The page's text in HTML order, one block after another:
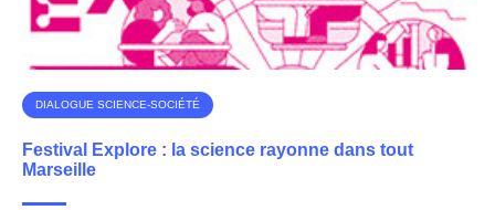
DIALOGUE SCIENCE-SOCIÉTÉ
Festival Explore : la science rayonne dans tout
Marseille